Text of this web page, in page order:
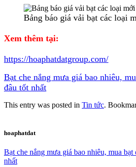
Bảng báo giá vải bạt các loại
Xem thêm tại:
https://hoaphatdatgroup.com/
Bạt che nắng mưa giá bao nhiêu,
đâu tốt nhất
This entry was posted in Tin tức.
hoaphatdat
Bạt che nắng mưa giá bao nhiêu, mua
nhất